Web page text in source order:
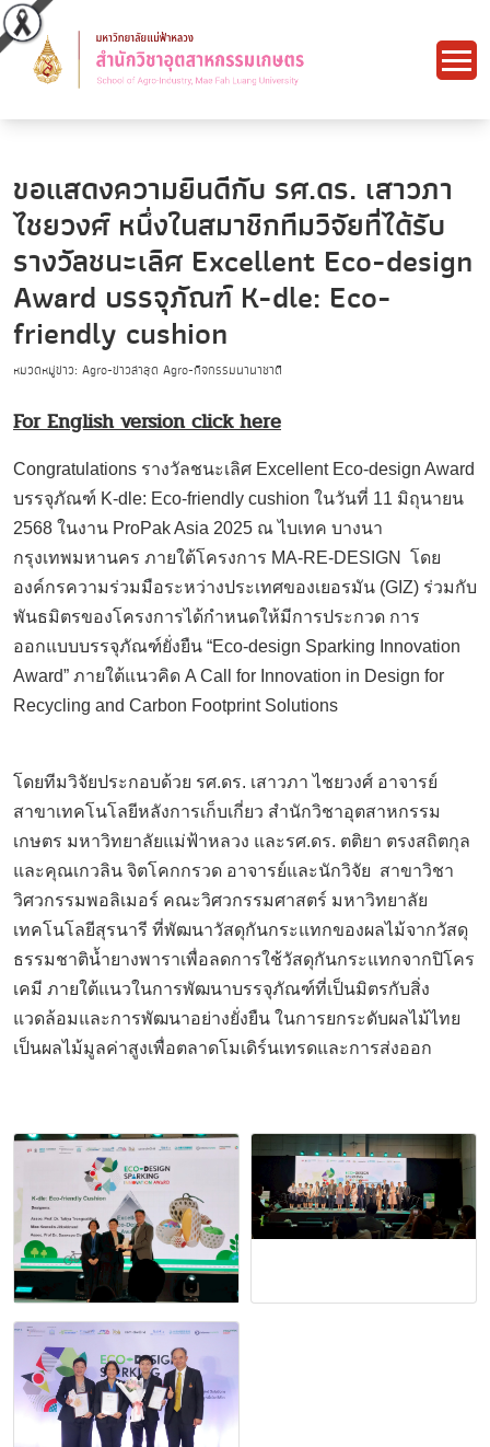
ขอแสดงความยินดีกับ รศ.ดร. เสาวภา
ไชยวงศ์ หนึ่งในสมาชิกทีมวิจัยที่ได้รับ
รางวัลชนะเลิศ Excellent Eco-design
Award บรรจุภัณฑ์ K-dle: Eco-
friendly cushion
หมวดหมู่ข่าว: Agro-ข่าวล่าสุด Agro-กิจกรรมนานาชาติ
For English version click here
Congratulations รางวัลชนะเลิศ Excellent Eco-design Award
บรรจุภัณฑ์ K-dle: Eco-friendly cushion ในวันที่ 11 มิถุนายน
2568 ในงาน ProPak Asia 2025 ณ ไบเทค บางนา
กรุงเทพมหานคร ภายใต้โครงการ MA-RE-DESIGN โดย
องค์กรความร่วมมือระหว่างประเทศของเยอรมัน (GIZ) ร่วมกับ
พันธมิตรของโครงการได้กำหนดให้มีการประกวด การ
ออกแบบบรรจุภัณฑ์ยั่งยืน “Eco-design Sparking Innovation
Award” ภายใต้แนวคิด A Call for Innovation in Design for
Recycling and Carbon Footprint Solutions
โดยทีมวิจัยประกอบด้วย รศ.ดร. เสาวภา ไชยวงศ์ อาจารย์
สาขาเทคโนโลยีหลังการเก็บเกี่ยว สำนักวิชาอุตสาหกรรม
เกษตร มหาวิทยาลัยแม่ฟ้าหลวง และรศ.ดร. ตติยา ตรงสถิตกุล
และคุณเกวลิน จิตโคกกรวด อาจารย์และนักวิจัย สาขาวิชา
วิศวกรรมพอลิเมอร์ คณะวิศวกรรมศาสตร์ มหาวิทยาลัย
เทคโนโลยีสุรนารี ที่พัฒนาวัสดุกันกระแทกของผลไม้จากวัสดุ
ธรรมชาติน้ำยางพาราเพื่อลดการใช้วัสดุกันกระแทกจากปิโคร
เคมี ภายใต้แนวในการพัฒนาบรรจุภัณฑ์ที่เป็นมิตรกับสิ่ง
แวดล้อมและการพัฒนาอย่างยั่งยืน ในการยกระดับผลไม้ไทย
เป็นผลไม้มูลค่าสูงเพื่อตลาดโมเดิร์นเทรดและการส่งออก